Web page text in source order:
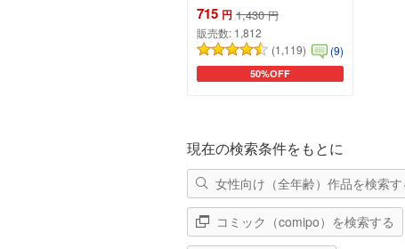
715 円 1,430 円
販売数: 1,812
(1,119)
(9)
50%OFF
カートに追加
現在の検索条件をもとに
女性向け（全年齢）作品を検索す
コミック（comipo）を検索する